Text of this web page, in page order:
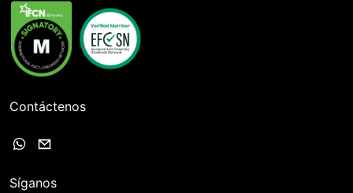
Contáctenos
Síganos